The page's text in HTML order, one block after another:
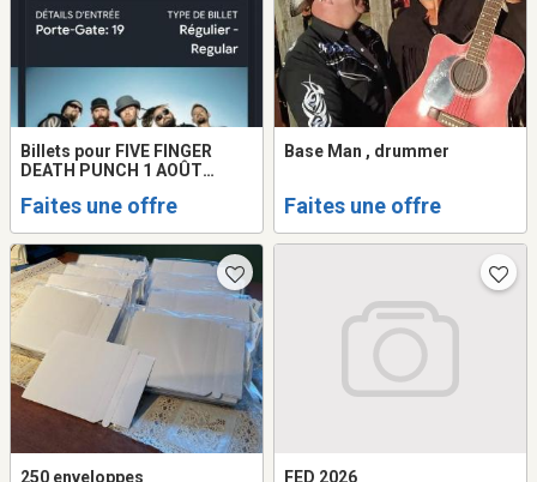
Billets pour FIVE FINGER
DEATH PUNCH 1 AOÛT
Faites une offre
Base Man , drummer
Faites une offre
250 enveloppes
FED 2026